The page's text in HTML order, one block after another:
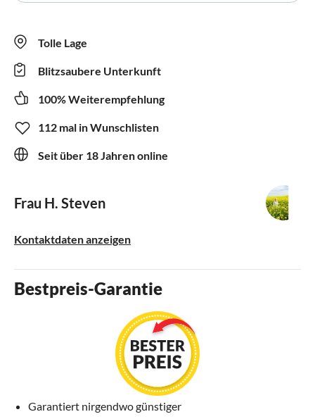
Tolle Lage
Blitzsaubere Unterkunft
100% Weiterempfehlung
112 mal in Wunschlisten
Seit über 18 Jahren online
Frau H. Steven
Kontaktdaten anzeigen
Bestpreis-Garantie
Garantiert nirgendwo günstiger